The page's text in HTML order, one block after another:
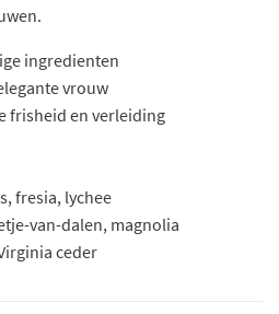
ingredienten
vrouw
frisheid en verleiding
fresia, lychee
van-dalen, magnolia
ceder